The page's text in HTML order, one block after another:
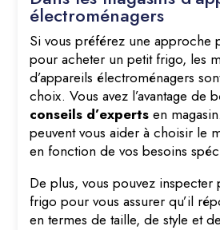
électroménagers
Si vous préférez une approche
pour acheter un petit frigo, les
d’appareils électroménagers
choix. Vous avez l’avantage de
conseils d’experts en
peuvent vous aider à choisir le
en fonction de vos besoins
De plus, vous pouvez inspecter
frigo pour vous assurer qu’il
en termes de taille, de style et